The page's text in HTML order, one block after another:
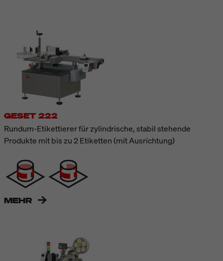
GESET 222
Rundum-Etikettierer für zylindrische, stabil stehende
Produkte mit bis zu 2 Etiketten (mit Ausrichtung)
MEHR